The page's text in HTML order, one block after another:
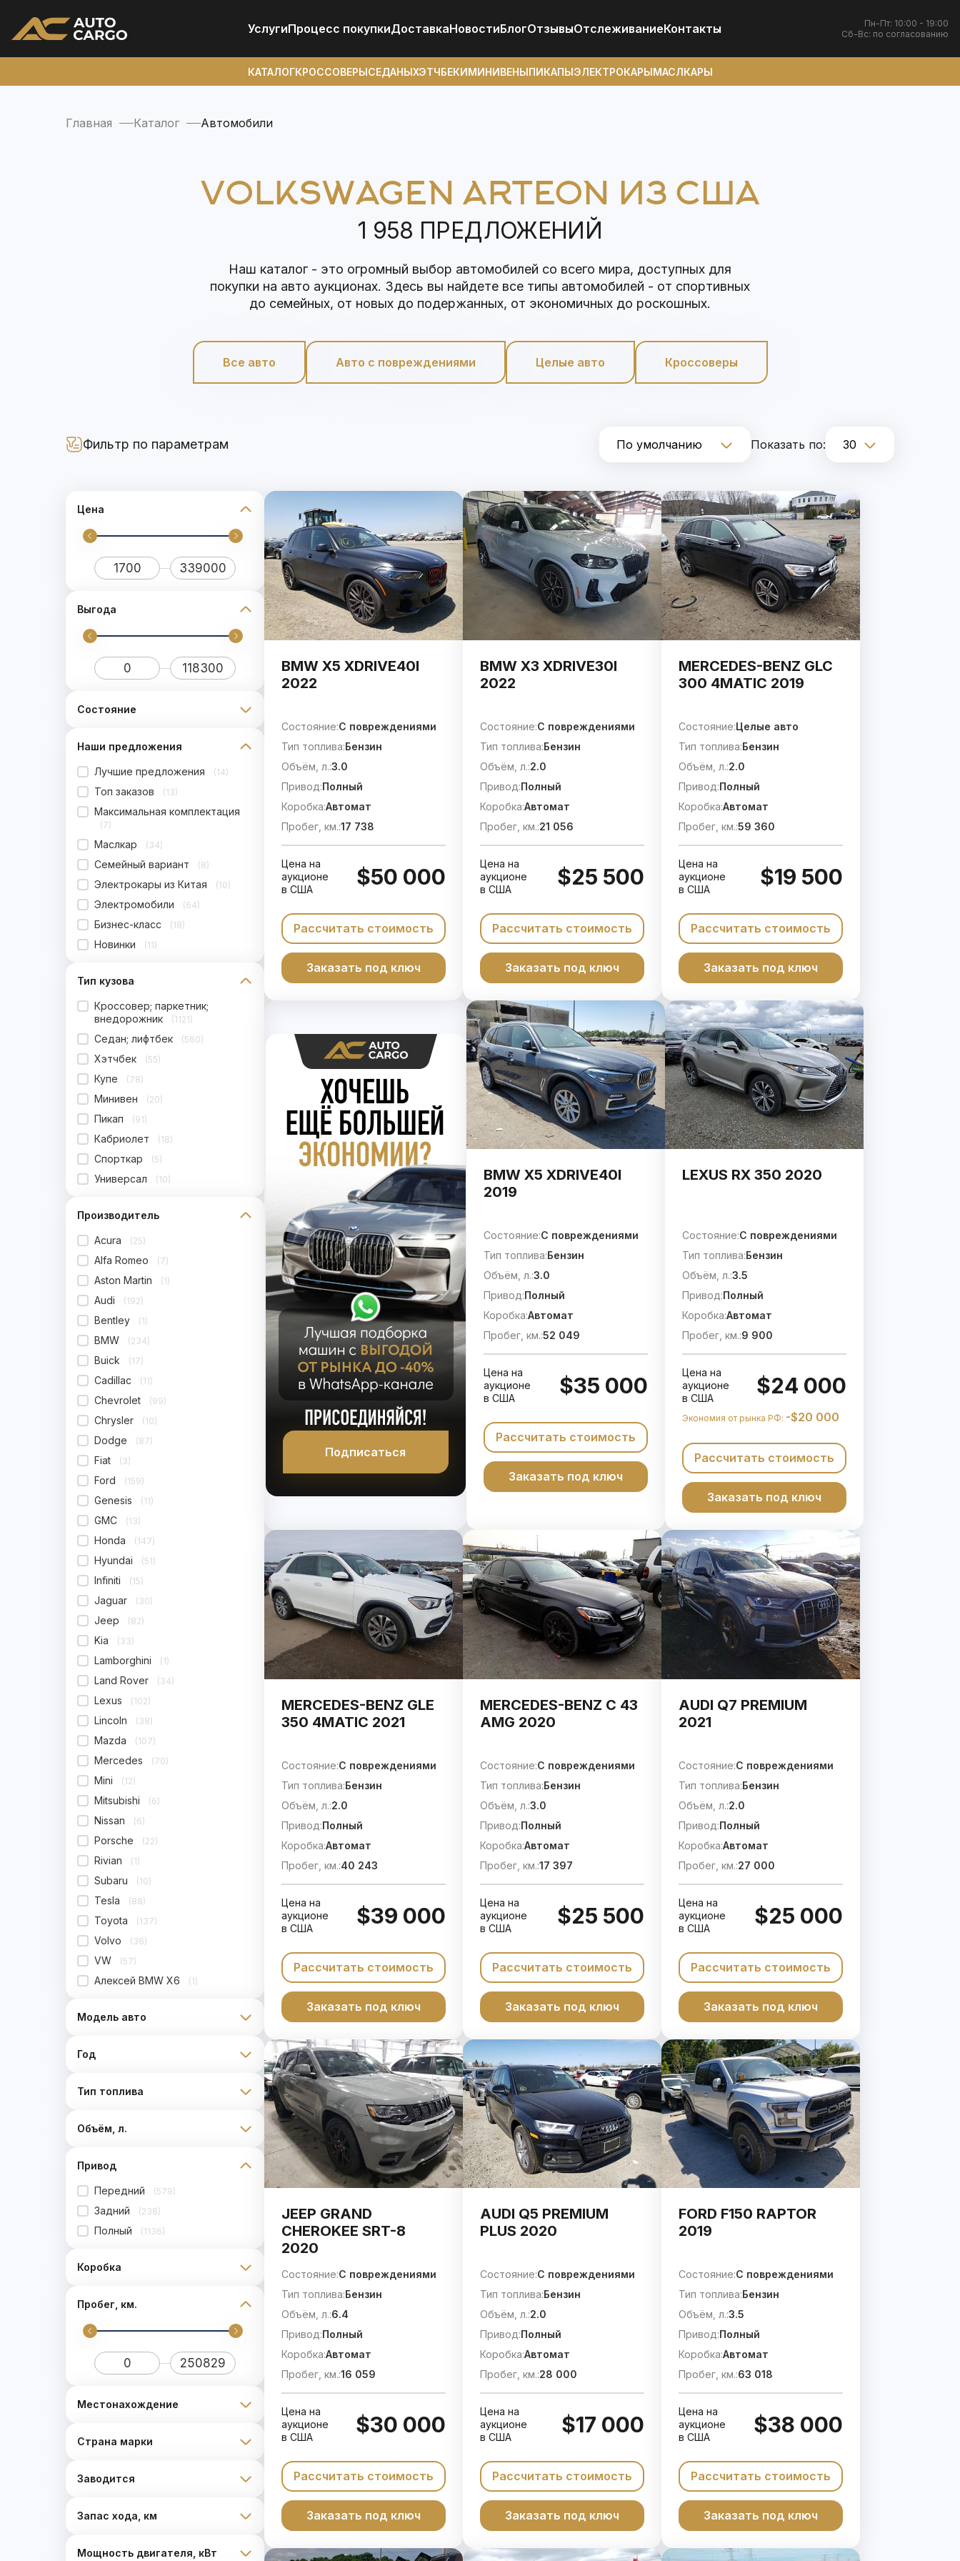
УслугиПроцесс покупкиДоставкаНовостиБлогОтзывыОтcлеживаниеКонтакты
Пн-Пт: 10:00 - 19:00
Сб-Вс: по согласованию
КАТАЛОГКРОССОВЕРЫСЕДАНЫХЭТЧБЕКИМИНИВЕНЫПИКАПЫЭЛЕКТРОКАРЫМАСЛКАРЫ
Главная Каталог Автомобили
VOLKSWAGEN ARTEON ИЗ США
1 958 ПРЕДЛОЖЕНИЙ
Наш каталог - это огромный выбор автомобилей со всего мира, доступных для
покупки на авто аукционах. Здесь вы найдете все типы автомобилей - от спортивных
до семейных, от новых до подержанных, от экономичных до роскошных.
Все авто Авто с повреждениями Целые авто Кроссоверы
Фильтр по параметрам Показать по:
Цена
Выгода
Состояние
Наши предложения
Лучшие предложения (14)
Топ заказов (13)
Максимальная комплектация
(7)
Маслкар (34)
Семейный вариант (8)
Электрокары из Китая (10)
Электромобили (64)
Бизнес-класс (18)
Новинки (11)
Тип кузова
Кроссовер; паркетник;
внедорожник
(1121)
Седан; лифтбек (560)
Хэтчбек (55)
Купе (78)
Минивен (20)
Пикап (91)
Кабриолет (18)
Спорткар (5)
Универсал (10)
Производитель
Acura (25)
Alfa Romeo (7)
Aston Martin (1)
Audi (192)
Bentley (1)
BMW (234)
Buick (17)
Cadillac (11)
Chevrolet (99)
Chrysler (10)
Dodge (87)
Fiat (3)
Ford (159)
Genesis (11)
GMC (13)
Honda (147)
Hyundai (51)
Infiniti (15)
Jaguar (30)
Jeep (82)
Kia (33)
Lamborghini (1)
Land Rover (34)
Lexus (102)
Lincoln (38)
Mazda (107)
Mercedes (70)
Mini (12)
Mitsubishi (6)
Nissan (6)
Porsche (22)
Rivian (1)
Subaru (10)
Tesla (88)
Toyota (137)
Volvo (36)
VW (57)
Алексей BMW X6 (1)
Модель авто
Год
Тип топлива
Объём, л.
Привод
Передний (579)
Задний (238)
Полный (1136)
Коробка
Пробег, км.
Местонахождение
Страна марки
Заводится
Запас хода, км
Мощность двигателя, кВт
BMW X5 XDRIVE40I
2022
Состояние:C повреждениями
Тип топлива:Бензин
Объём, л.:3.0
Привод:Полный
Коробка:Автомат
Пробег, км.:17 738
Цена на
аукционе
в США
$50 000
Рассчитать стоимость
Заказать под ключ
BMW X3 XDRIVE30I
2022
Состояние:C повреждениями
Тип топлива:Бензин
Объём, л.:2.0
Привод:Полный
Коробка:Автомат
Пробег, км.:21 056
Цена на
аукционе
в США
$25 500
Рассчитать стоимость
Заказать под ключ
MERCEDES-BENZ GLC
300 4MATIC 2019
Состояние:Целые авто
Тип топлива:Бензин
Объём, л.:2.0
Привод:Полный
Коробка:Автомат
Пробег, км.:59 360
Цена на
аукционе
в США
$19 500
Рассчитать стоимость
Заказать под ключ
Подписаться
BMW X5 XDRIVE40I
2019
Состояние:C повреждениями
Тип топлива:Бензин
Объём, л.:3.0
Привод:Полный
Коробка:Автомат
Пробег, км.:52 049
Цена на
аукционе
в США
$35 000
Рассчитать стоимость
Заказать под ключ
LEXUS RX 350 2020
Состояние:C повреждениями
Тип топлива:Бензин
Объём, л.:3.5
Привод:Полный
Коробка:Автомат
Пробег, км.:9 900
Цена на
аукционе
в США
$24 000
Экономия от рынка РФ: -$20 000
Рассчитать стоимость
Заказать под ключ
MERCEDES-BENZ GLE
350 4MATIC 2021
Состояние:C повреждениями
Тип топлива:Бензин
Объём, л.:2.0
Привод:Полный
Коробка:Автомат
Пробег, км.:40 243
Цена на
аукционе
в США
$39 000
Рассчитать стоимость
Заказать под ключ
MERCEDES-BENZ C 43
AMG 2020
Состояние:C повреждениями
Тип топлива:Бензин
Объём, л.:3.0
Привод:Полный
Коробка:Автомат
Пробег, км.:17 397
Цена на
аукционе
в США
$25 500
Рассчитать стоимость
Заказать под ключ
AUDI Q7 PREMIUM
2021
Состояние:C повреждениями
Тип топлива:Бензин
Объём, л.:2.0
Привод:Полный
Коробка:Автомат
Пробег, км.:27 000
Цена на
аукционе
в США
$25 000
Рассчитать стоимость
Заказать под ключ
JEEP GRAND
CHEROKEE SRT-8
2020
Состояние:C повреждениями
Тип топлива:Бензин
Объём, л.:6.4
Привод:Полный
Коробка:Автомат
Пробег, км.:16 059
Цена на
аукционе
в США
$30 000
Рассчитать стоимость
Заказать под ключ
AUDI Q5 PREMIUM
PLUS 2020
Состояние:C повреждениями
Тип топлива:Бензин
Объём, л.:2.0
Привод:Полный
Коробка:Автомат
Пробег, км.:28 000
Цена на
аукционе
в США
$17 000
Рассчитать стоимость
Заказать под ключ
FORD F150 RAPTOR
2019
Состояние:C повреждениями
Тип топлива:Бензин
Объём, л.:3.5
Привод:Полный
Коробка:Автомат
Пробег, км.:63 018
Цена на
аукционе
в США
$38 000
Рассчитать стоимость
Заказать под ключ